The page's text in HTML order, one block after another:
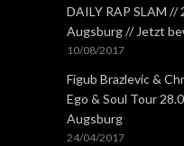
DAILY RAP SLAM //
Augsburg // Jetzt
10/08/2017
Figub Brazlevic &
Ego & Soul Tour
Augsburg
24/04/2017